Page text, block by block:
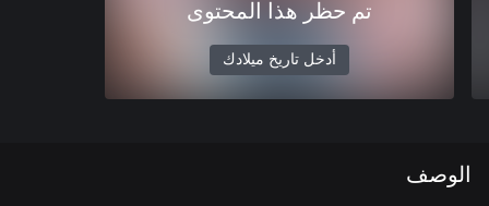
تم حظر هذا المحتوى
أدخل تاريخ ميلادك
الوصف